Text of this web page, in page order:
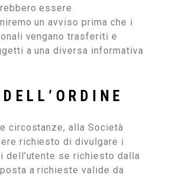
essere
un avviso prima che i
vengano trasferiti e
a una diversa informativa
circostanze, alla Società
richiesto di divulgare i
dell’utente se richiesto dalla
a richieste valide da